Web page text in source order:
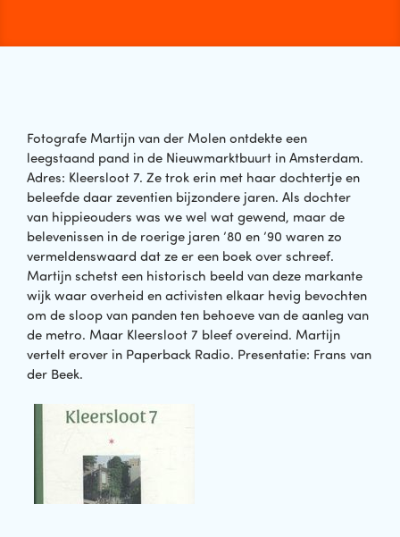
Fotografe Martijn van der Molen ontdekte een
leegstaand pand in de Nieuwmarktbuurt in Amsterdam.
Adres: Kleersloot 7. Ze trok erin met haar dochtertje en
beleefde daar zeventien bijzondere jaren. Als dochter
van hippieouders was we wel wat gewend, maar de
belevenissen in de roerige jaren ’80 en ’90 waren zo
vermeldenswaard dat ze er een boek over schreef.
Martijn schetst een historisch beeld van deze markante
wijk waar overheid en activisten elkaar hevig bevochten
om de sloop van panden ten behoeve van de aanleg van
de metro. Maar Kleersloot 7 bleef overeind. Martijn
vertelt erover in Paperback Radio. Presentatie: Frans van
der Beek.